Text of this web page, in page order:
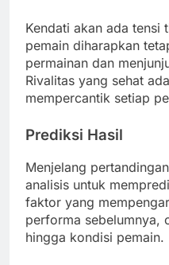
Kendati akan ada tensi
pemain diharapkan
permainan dan
Rivalitas yang sehat
mempercantik setiap
Prediksi Hasil
Menjelang
analisis untuk
faktor yang
performa sebelumnya,
hingga kondisi pemain.